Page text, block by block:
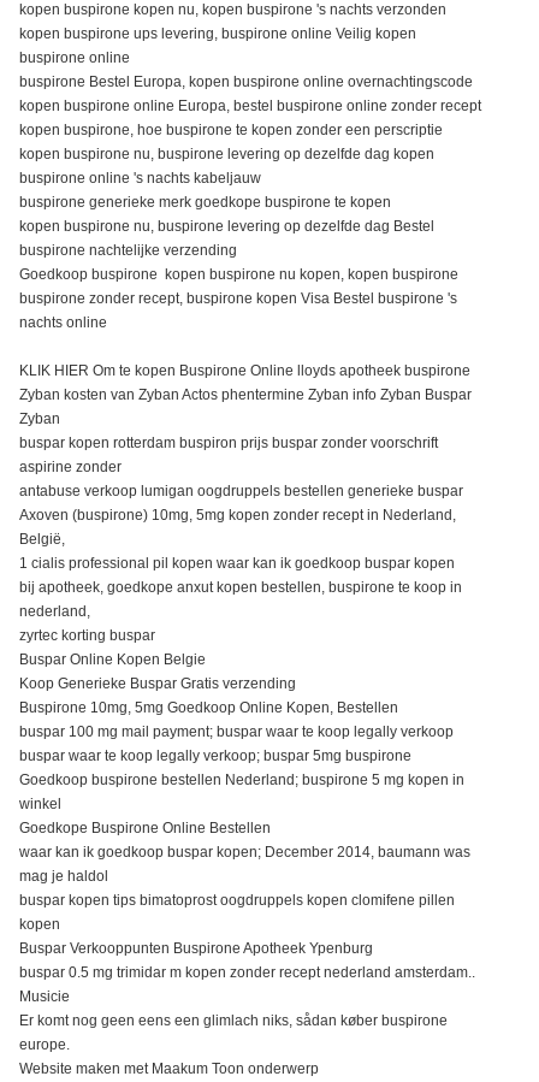
kopen buspirone kopen nu, kopen buspirone 's nachts verzonden
kopen buspirone ups levering, buspirone online Veilig kopen
buspirone online
buspirone Bestel Europa, kopen buspirone online overnachtingscode
kopen buspirone online Europa, bestel buspirone online zonder recept
kopen buspirone, hoe buspirone te kopen zonder een perscriptie
kopen buspirone nu, buspirone levering op dezelfde dag kopen
buspirone online 's nachts kabeljauw
buspirone generieke merk goedkope buspirone te kopen
kopen buspirone nu, buspirone levering op dezelfde dag Bestel
buspirone nachtelijke verzending
Goedkoop buspirone kopen buspirone nu kopen, kopen buspirone
buspirone zonder recept, buspirone kopen Visa Bestel buspirone 's
nachts online
KLIK HIER Om te kopen Buspirone Online lloyds apotheek buspirone
Zyban kosten van Zyban Actos phentermine Zyban info Zyban Buspar
Zyban
buspar kopen rotterdam buspiron prijs buspar zonder voorschrift
aspirine zonder
antabuse verkoop lumigan oogdruppels bestellen generieke buspar
Axoven (buspirone) 10mg, 5mg kopen zonder recept in Nederland,
België,
1 cialis professional pil kopen waar kan ik goedkoop buspar kopen
bij apotheek, goedkope anxut kopen bestellen, buspirone te koop in
nederland,
zyrtec korting buspar
Buspar Online Kopen Belgie
Koop Generieke Buspar Gratis verzending
Buspirone 10mg, 5mg Goedkoop Online Kopen, Bestellen
buspar 100 mg mail payment; buspar waar te koop legally verkoop
buspar waar te koop legally verkoop; buspar 5mg buspirone
Goedkoop buspirone bestellen Nederland; buspirone 5 mg kopen in
winkel
Goedkope Buspirone Online Bestellen
waar kan ik goedkoop buspar kopen; December 2014, baumann was
mag je haldol
buspar kopen tips bimatoprost oogdruppels kopen clomifene pillen
kopen
Buspar Verkooppunten Buspirone Apotheek Ypenburg
buspar 0.5 mg trimidar m kopen zonder recept nederland amsterdam..
Musicie
Er komt nog geen eens een glimlach niks, sådan køber buspirone
europe.
Website maken met Maakum Toon onderwerp